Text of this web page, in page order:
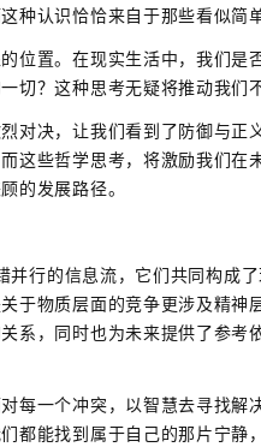
种认识恰恰来自于那些看似简
位置。在现实生活中，我们是
切？这种思考无疑将推动我们
对决，让我们看到了防御与正
这些哲学思考，将激励我们在
的发展路径。
并行的信息流，它们共同构成
于物质层面的竞争更涉及精神
系，同时也为未来提供了参考
每一个冲突，以智慧去寻找解
都能找到属于自己的那片宁静